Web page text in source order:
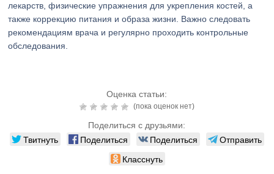
лекарств, физические упражнения для укрепления костей, а
также коррекцию питания и образа жизни. Важно следовать
рекомендациям врача и регулярно проходить контрольные
обследования.
Оценка статьи:
(пока оценок нет)
Поделиться с друзьями:
Твитнуть Поделиться Поделиться
Отправить
Класснуть